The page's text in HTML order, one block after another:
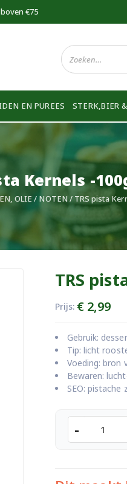
€75
EN PUREES STERK,BIER
Kernels -
OLIE / NOTEN/ TRS pista
TRS
Prijs: € 2,99
Gebruik:
Tip: licht
Voeding: bron
Bewaren:
SEO: pistache
pista
-